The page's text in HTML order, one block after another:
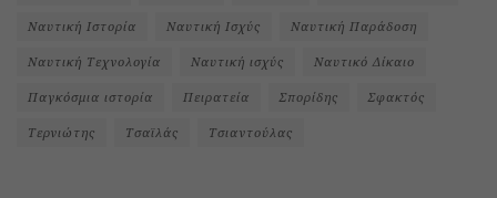
Ναυτική Ιστορία Ναυτική Ισχύς Ναυτική Παράδοση
Ναυτική Τεχνολογία Ναυτική ισχύς Ναυτικό Δίκαιο
Παγκόσμια ιστορία Πειρατεία Σπορίδης Σφακτός
Τερνιώτης Τσαϊλάς Τσιαντούλας